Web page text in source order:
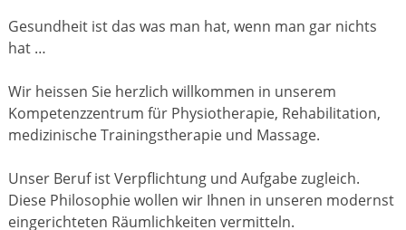
Gesundheit ist das was man hat, wenn man gar nichts
hat …
Wir heissen Sie herzlich willkommen in unserem
Kompetenzzentrum für Physiotherapie, Rehabilitation,
medizinische Trainingstherapie und Massage.
Unser Beruf ist Verpflichtung und Aufgabe zugleich.
Diese Philosophie wollen wir Ihnen in unseren modernst
eingerichteten Räumlichkeiten vermitteln.